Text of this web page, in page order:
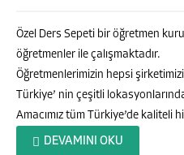
Özel Ders Sepeti bir öğretmen
öğretmenler ile çalışmaktadır.
Öğretmenlerimizin hepsi
Türkiye’ nin çeşitli
Amacımız tüm Türkiye’de kaliteli
DEVAMINI OKU
Özel Ders Sepeti